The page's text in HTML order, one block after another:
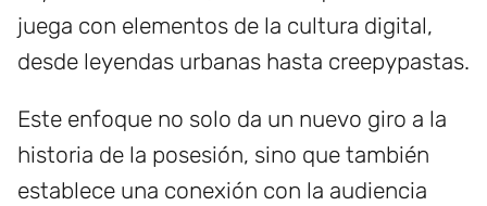
juega con elementos de la cultura digital,
desde leyendas urbanas hasta creepypastas.
Este enfoque no solo da un nuevo giro a la
historia de la posesión, sino que también
establece una conexión con la audiencia